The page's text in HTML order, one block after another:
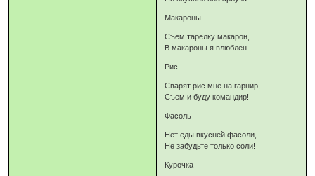
Макароны
Съем тарелку макарон,
В макароны я влюблен.
Рис
Сварят рис мне на гарнир,
Съем и буду командир!
Фасоль
Нет еды вкусней фасоли,
Не забудьте только соли!
Курочка